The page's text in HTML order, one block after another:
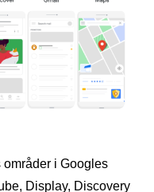
områder i Googles
Display, Discovery